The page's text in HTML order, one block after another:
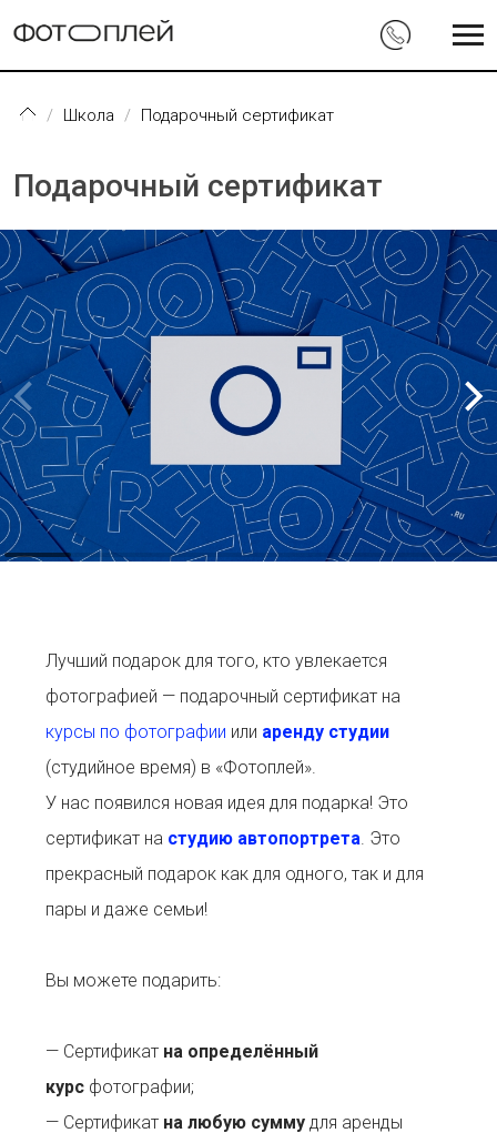
Школа Подарочный сертификат
Подарочный сертификат
Лучший подарок для того, кто увлекается
фотографией — подарочный сертификат на
курсы по фотографии или аренду студии
(студийное время) в «Фотоплей».
У нас появился новая идея для подарка! Это
сертификат на студию автопортрета . Это
прекрасный подарок как для одного, так и для
пары и даже семьи!
Вы можете подарить:
— Сертификат на определённый
курсфотографии;
— Сертификат на любую суммудля аренды